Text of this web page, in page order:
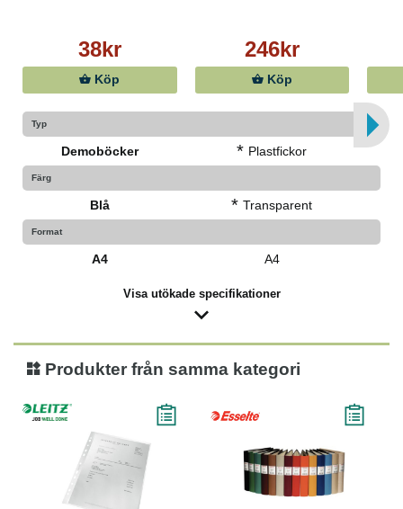
38kr
Köp
246kr
Köp
Typ
Demoböcker * Plastfickor
Färg
Blå * Transparent
Format
A4 A4
Visa utökade specifikationer
Produkter från samma kategori